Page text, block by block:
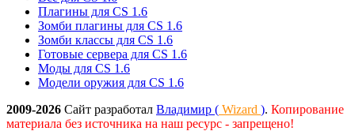
Плагины для CS 1.6
Зомби плагины для CS 1.6
Зомби классы для CS 1.6
Готовые сервера для CS 1.6
Моды для CS 1.6
Модели оружия для CS 1.6
2009-2026 Сайт разработал Владимир ( Wizard ). Копирование
материала без источника на наш ресурс - запрещено!